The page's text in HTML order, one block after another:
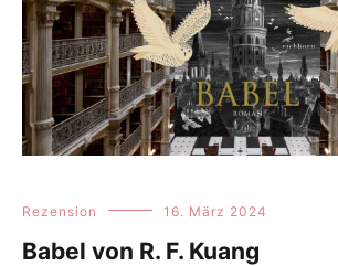
Rezension 16. März 2024
Babel von R. F. Kuang